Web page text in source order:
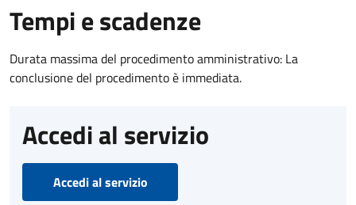
Tempi e scadenze
Durata massima del procedimento amministrativo: La
conclusione del procedimento è immediata.
Accedi al servizio
Accedi al servizio